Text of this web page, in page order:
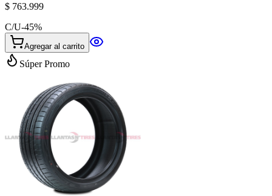
$ 763.999
C/U-45%
Agregar al carrito
Súper Promo